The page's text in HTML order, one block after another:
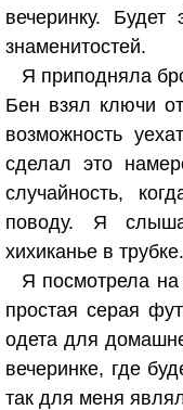
вечеринку. Будет
знаменитостей.
Я приподняла
Бен взял ключи
возможность
сделал это
случайность,
поводу. Я
хихиканье в трубке.
Я посмотрела
простая серая
одета для
вечеринке, где
так для меня